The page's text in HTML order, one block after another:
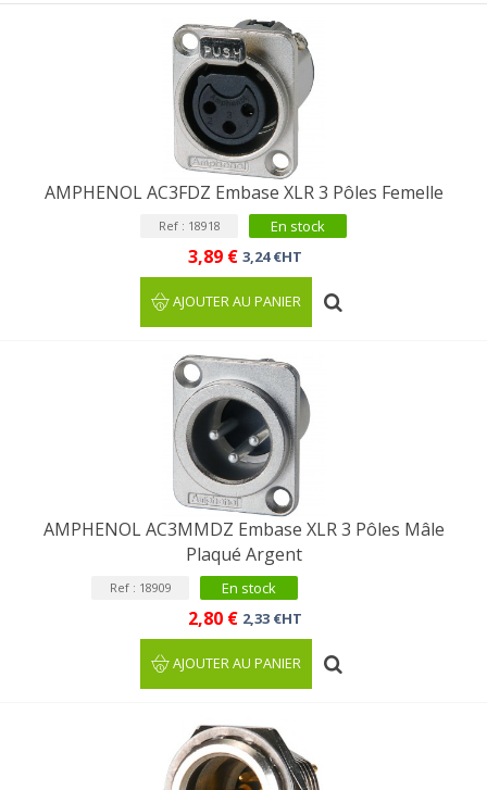
AMPHENOL AC3FDZ Embase XLR 3 Pôles Femelle
Ref : 18918 En stock
3,89 € 3,24 €HT
AJOUTER AU PANIER
AMPHENOL AC3MMDZ Embase XLR 3 Pôles Mâle
Plaqué Argent
Ref : 18909 En stock
2,80 € 2,33 €HT
AJOUTER AU PANIER